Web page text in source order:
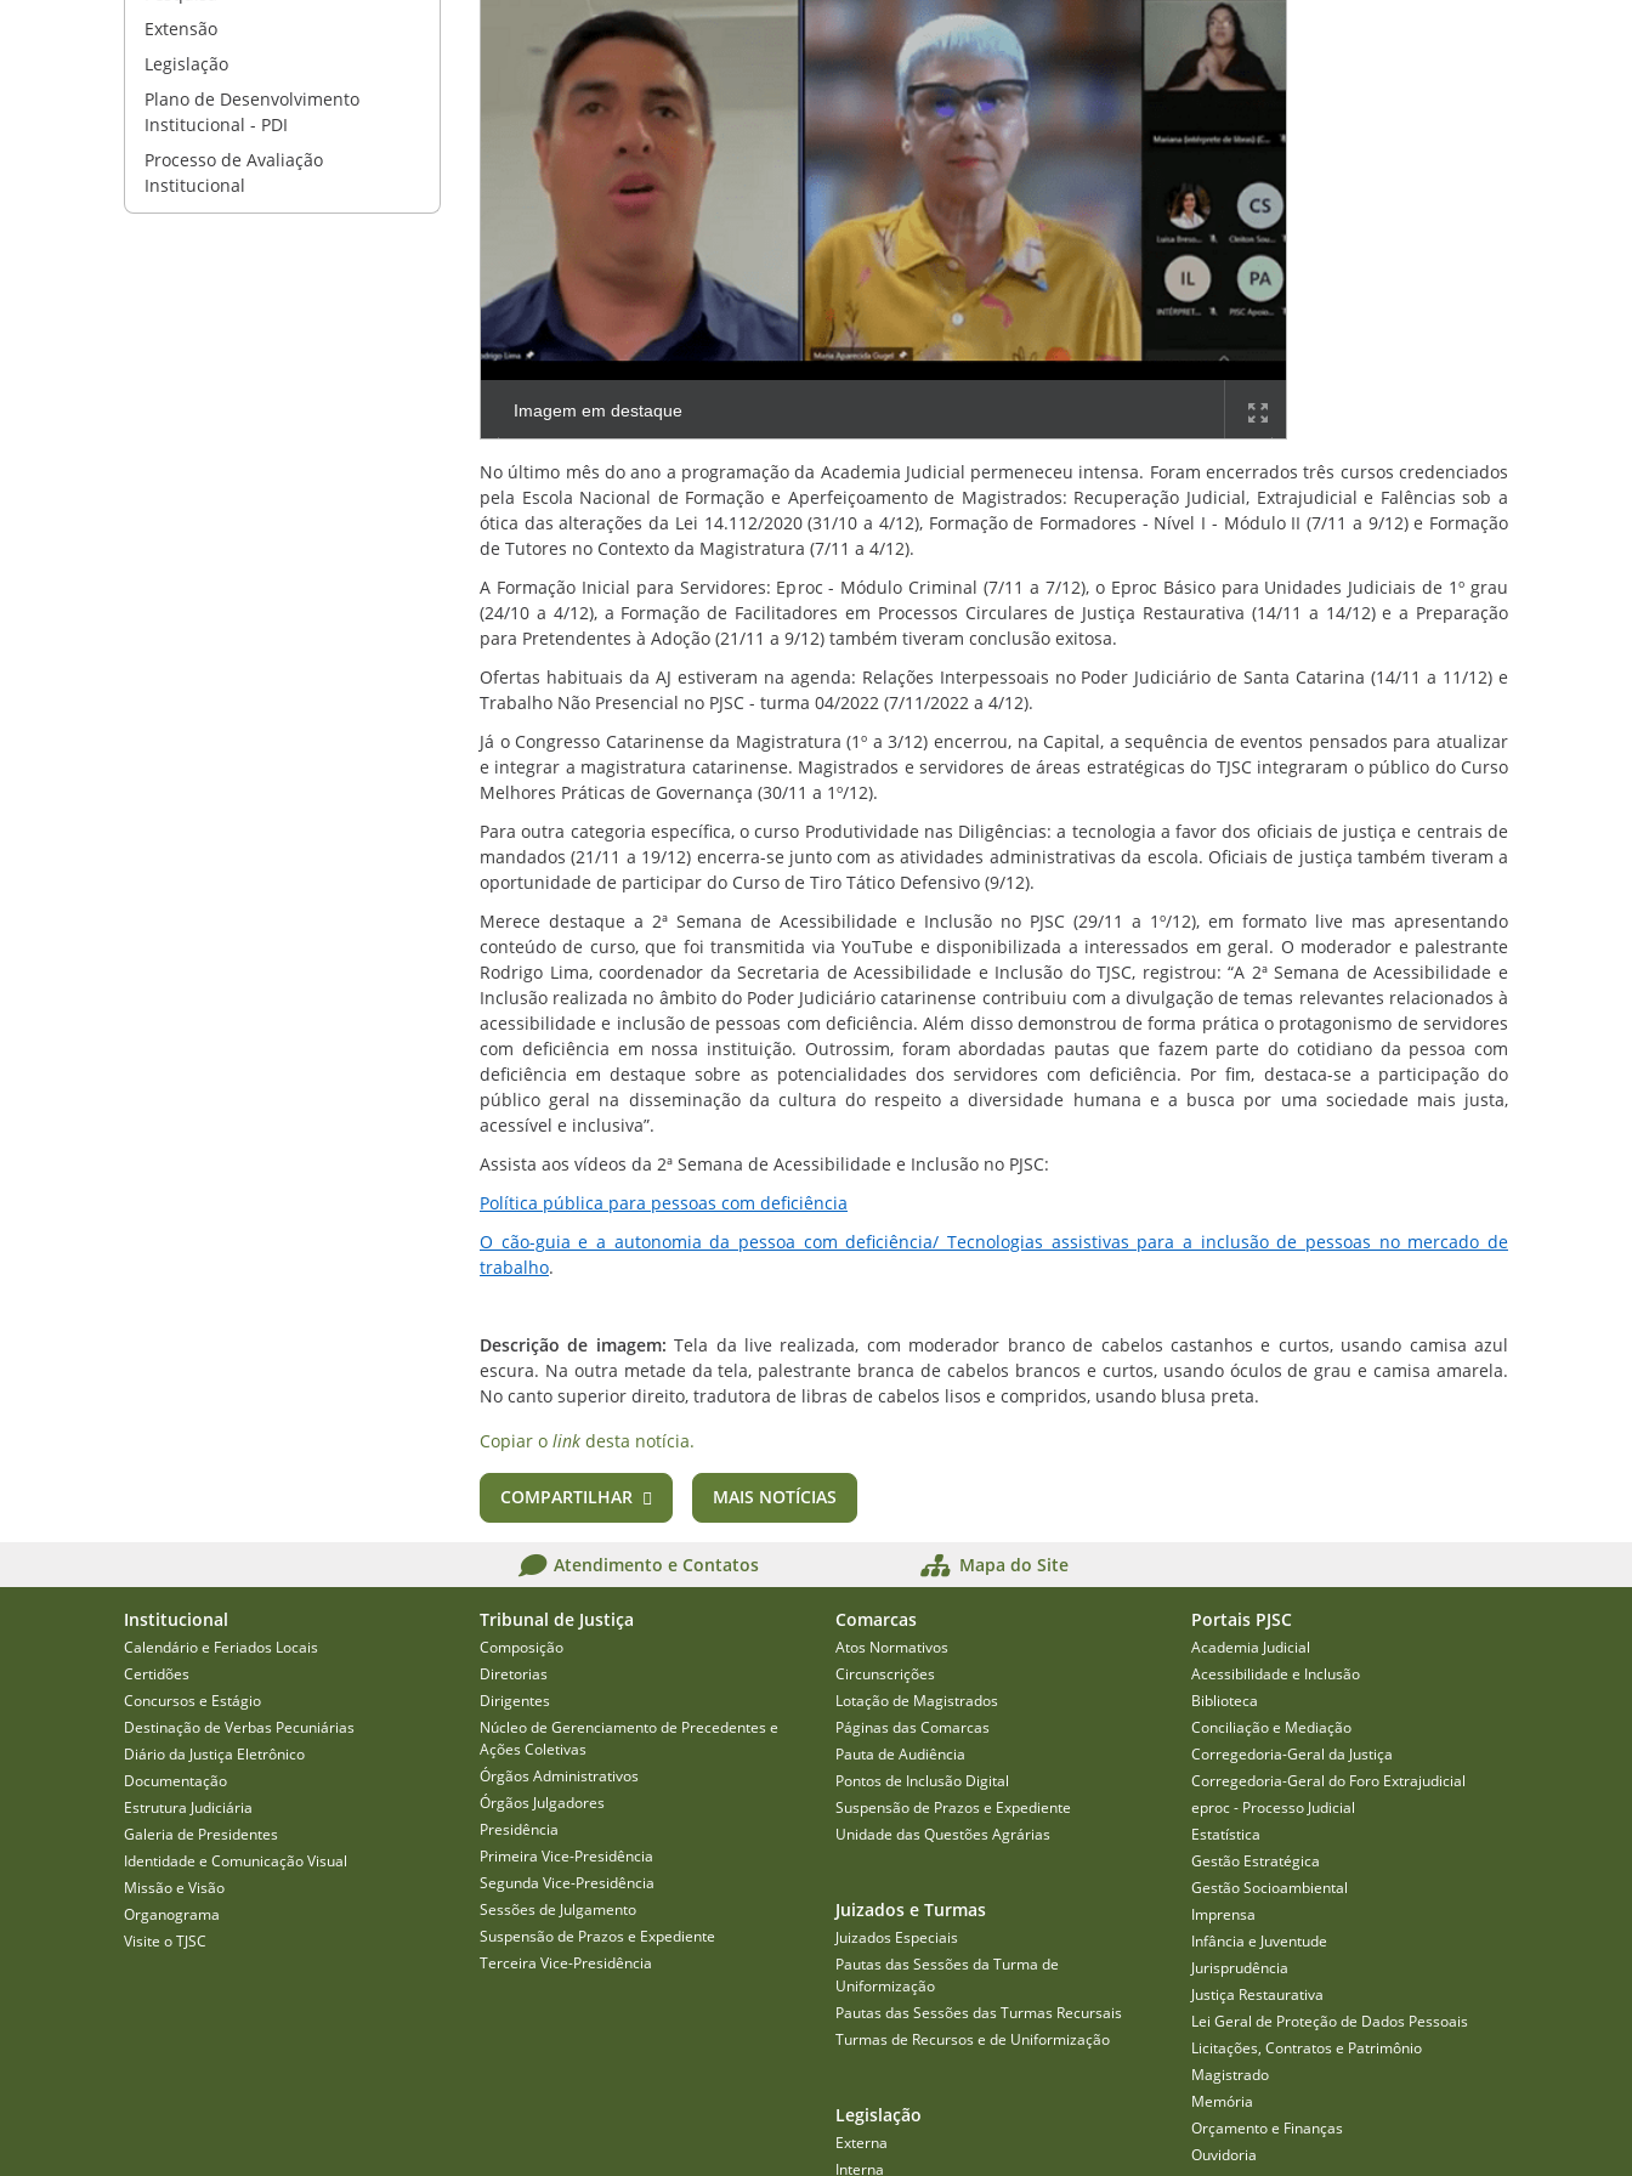
Extensão
Legislação
Plano de Desenvolvimento
Institucional - PDI
Processo de Avaliação
Institucional
Imagem em destaque
No último mês do ano a programação da Academia Judicial permeneceu intensa. Foram encerrados três cursos credenciados
pela Escola Nacional de Formação e Aperfeiçoamento de Magistrados: Recuperação Judicial, Extrajudicial e Falências sob a
ótica das alterações da Lei 14.112/2020 (31/10 a 4/12), Formação de Formadores - Nível I - Módulo II (7/11 a 9/12) e Formação
de Tutores no Contexto da Magistratura (7/11 a 4/12).
A Formação Inicial para Servidores: Eproc - Módulo Criminal (7/11 a 7/12), o Eproc Básico para Unidades Judiciais de 1º grau
(24/10 a 4/12), a Formação de Facilitadores em Processos Circulares de Justiça Restaurativa (14/11 a 14/12) e a Preparação
para Pretendentes à Adoção (21/11 a 9/12) também tiveram conclusão exitosa.
Ofertas habituais da AJ estiveram na agenda: Relações Interpessoais no Poder Judiciário de Santa Catarina (14/11 a 11/12) e
Trabalho Não Presencial no PJSC - turma 04/2022 (7/11/2022 a 4/12).
Já o Congresso Catarinense da Magistratura (1º a 3/12) encerrou, na Capital, a sequência de eventos pensados para atualizar
e integrar a magistratura catarinense. Magistrados e servidores de áreas estratégicas do TJSC integraram o público do Curso
Melhores Práticas de Governança (30/11 a 1º/12).
Para outra categoria específica, o curso Produtividade nas Diligências: a tecnologia a favor dos oficiais de justiça e centrais de
mandados (21/11 a 19/12) encerra-se junto com as atividades administrativas da escola. Oficiais de justiça também tiveram a
oportunidade de participar do Curso de Tiro Tático Defensivo (9/12).
Merece destaque a 2ª Semana de Acessibilidade e Inclusão no PJSC (29/11 a 1º/12), em formato live mas apresentando
conteúdo de curso, que foi transmitida via YouTube e disponibilizada a interessados em geral. O moderador e palestrante
Rodrigo Lima, coordenador da Secretaria de Acessibilidade e Inclusão do TJSC, registrou: “A 2ª Semana de Acessibilidade e
Inclusão realizada no âmbito do Poder Judiciário catarinense contribuiu com a divulgação de temas relevantes relacionados à
acessibilidade e inclusão de pessoas com deficiência. Além disso demonstrou de forma prática o protagonismo de servidores
com deficiência em nossa instituição. Outrossim, foram abordadas pautas que fazem parte do cotidiano da pessoa com
deficiência em destaque sobre as potencialidades dos servidores com deficiência. Por fim, destaca-se a participação do
público geral na disseminação da cultura do respeito a diversidade humana e a busca por uma sociedade mais justa,
acessível e inclusiva”.
Assista aos vídeos da 2ª Semana de Acessibilidade e Inclusão no PJSC:
Política pública para pessoas com deficiência
O cão-guia e a autonomia da pessoa com deficiência/ Tecnologias assistivas para a inclusão de pessoas no mercado de
trabalho.
Descrição de imagem: Tela da live realizada, com moderador branco de cabelos castanhos e curtos, usando camisa azul
escura. Na outra metade da tela, palestrante branca de cabelos brancos e curtos, usando óculos de grau e camisa amarela.
No canto superior direito, tradutora de libras de cabelos lisos e compridos, usando blusa preta.
Copiar o link desta notícia.
COMPARTILHAR MAIS NOTÍCIAS
Atendimento e Contatos Mapa do Site
Institucional
Calendário e Feriados Locais
Certidões
Concursos e Estágio
Destinação de Verbas Pecuniárias
Diário da Justiça Eletrônico
Documentação
Estrutura Judiciária
Galeria de Presidentes
Identidade e Comunicação Visual
Missão e Visão
Organograma
Visite o TJSC
Tribunal de Justiça
Composição
Diretorias
Dirigentes
Núcleo de Gerenciamento de Precedentes e
Ações Coletivas
Órgãos Administrativos
Órgãos Julgadores
Presidência
Primeira Vice-Presidência
Segunda Vice-Presidência
Sessões de Julgamento
Suspensão de Prazos e Expediente
Terceira Vice-Presidência
Comarcas
Atos Normativos
Circunscrições
Lotação de Magistrados
Páginas das Comarcas
Pauta de Audiência
Pontos de Inclusão Digital
Suspensão de Prazos e Expediente
Unidade das Questões Agrárias
Juizados e Turmas
Juizados Especiais
Pautas das Sessões da Turma de
Uniformização
Pautas das Sessões das Turmas Recursais
Turmas de Recursos e de Uniformização
Legislação
Externa
Interna
Portais PJSC
Academia Judicial
Acessibilidade e Inclusão
Biblioteca
Conciliação e Mediação
Corregedoria-Geral da Justiça
Corregedoria-Geral do Foro Extrajudicial
eproc - Processo Judicial
Estatística
Gestão Estratégica
Gestão Socioambiental
Imprensa
Infância e Juventude
Jurisprudência
Justiça Restaurativa
Lei Geral de Proteção de Dados Pessoais
Licitações, Contratos e Patrimônio
Magistrado
Memória
Orçamento e Finanças
Ouvidoria